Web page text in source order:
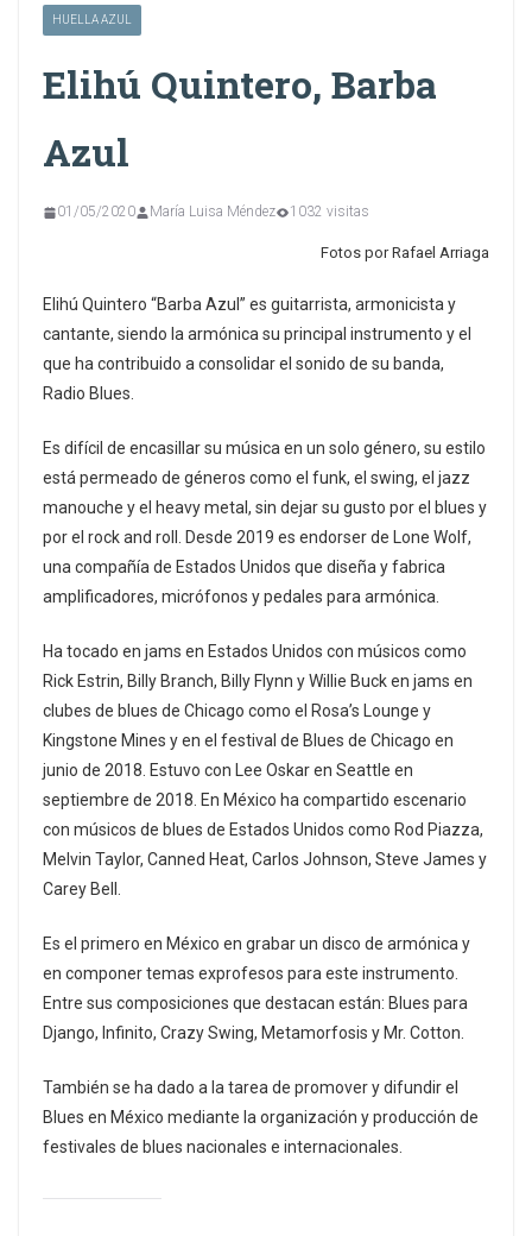
HUELLA AZUL
Elihú Quintero, Barba
Azul
01/05/2020 María Luisa Méndez 1032 visitas
Fotos por Rafael Arriaga
Elihú Quintero “Barba Azul” es guitarrista, armonicista y
cantante, siendo la armónica su principal instrumento y el
que ha contribuido a consolidar el sonido de su banda,
Radio Blues.
Es difícil de encasillar su música en un solo género, su estilo
está permeado de géneros como el funk, el swing, el jazz
manouche y el heavy metal, sin dejar su gusto por el blues y
por el rock and roll. Desde 2019 es endorser de Lone Wolf,
una compañía de Estados Unidos que diseña y fabrica
amplificadores, micrófonos y pedales para armónica.
Ha tocado en jams en Estados Unidos con músicos como
Rick Estrin, Billy Branch, Billy Flynn y Willie Buck en jams en
clubes de blues de Chicago como el Rosa’s Lounge y
Kingstone Mines y en el festival de Blues de Chicago en
junio de 2018. Estuvo con Lee Oskar en Seattle en
septiembre de 2018. En México ha compartido escenario
con músicos de blues de Estados Unidos como Rod Piazza,
Melvin Taylor, Canned Heat, Carlos Johnson, Steve James y
Carey Bell.
Es el primero en México en grabar un disco de armónica y
en componer temas exprofesos para este instrumento.
Entre sus composiciones que destacan están: Blues para
Django, Infinito, Crazy Swing, Metamorfosis y Mr. Cotton.
También se ha dado a la tarea de promover y difundir el
Blues en México mediante la organización y producción de
festivales de blues nacionales e internacionales.